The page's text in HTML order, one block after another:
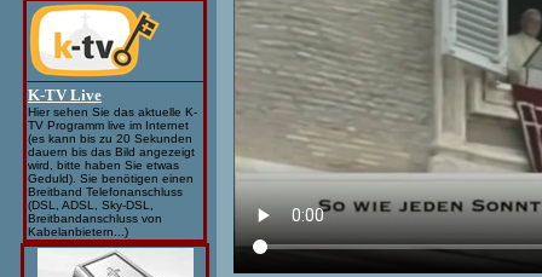
K-TV Live
Hier sehen Sie das aktuelle K-
TV Programm live im Internet
(es kann bis zu 20 Sekunden
dauern bis das Bild angezeigt
wird, bitte haben Sie etwas
Geduld). Sie benötigen einen
Breitband Telefonanschluss
(DSL, ADSL, Sky-DSL,
Breitbandanschluss von
Kabelanbietern...)